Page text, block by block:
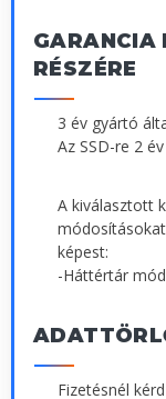
GARANCIA
RÉSZÉRE
3 év gyártó
Az SSD-re 2
A kiválasztott
képest:
-Háttértár
Fizetésnél